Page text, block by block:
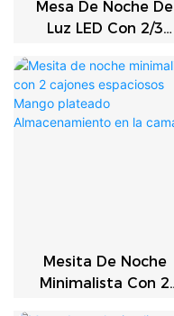
Mesa De Noche De
Luz LED Con 2/3
De Carga De La
Estación De Carga
Mesita De Noche
Minimalista Con 2